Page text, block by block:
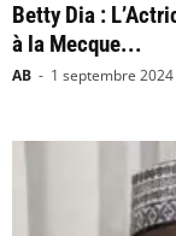
Betty Dia :
à la Mecque...
AB - 1 septembre 2024